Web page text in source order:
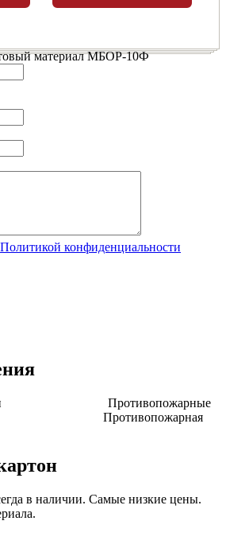
материал МБОР-10Ф
Политикой конфиденциальности
Противопожарные
Противопожарная
в наличии. Самые низкие цены.